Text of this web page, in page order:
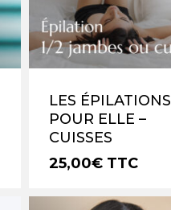
LES ÉPILATIONS
POUR ELLE –
CUISSES
25,00€ TTC